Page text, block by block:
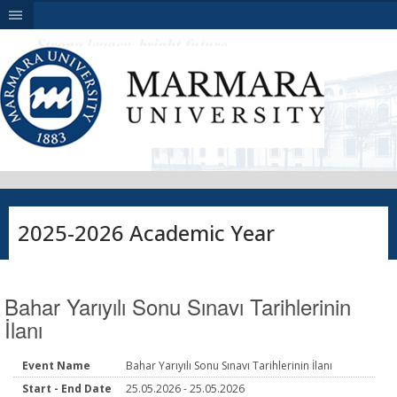
|||
2025-2026 Academic Year
Bahar Yarıyılı Sonu Sınavı Tarihlerinin
İlanı
Event Name
Bahar Yarıyılı Sonu Sınavı Tarihlerinin İlanı
Start - End Date
25.05.2026 - 25.05.2026